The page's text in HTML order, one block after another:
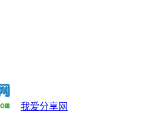
我爱分享网